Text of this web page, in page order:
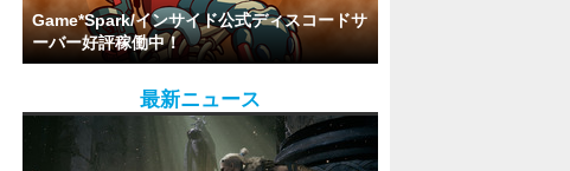
Game*Spark/インサイド公式ディスコードサ
ーバー好評稼働中！
最新ニュース